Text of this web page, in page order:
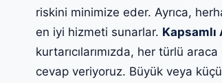
riskini minimize eder. Ayrıca,
en iyi hizmeti sunarlar.
kurtarıcılarımızda, her türlü
cevap veriyoruz. Büyük veya